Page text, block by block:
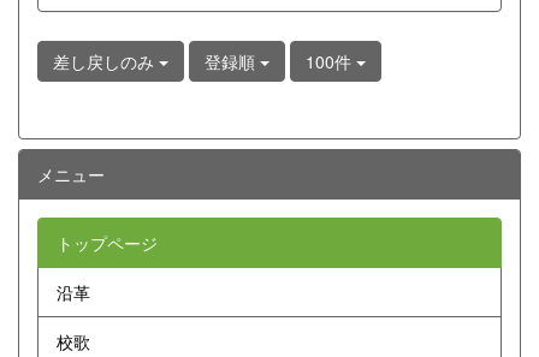
差し戻しのみ 登録順 100件
メニュー
トップページ
沿革
校歌